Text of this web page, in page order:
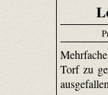
Torf zu